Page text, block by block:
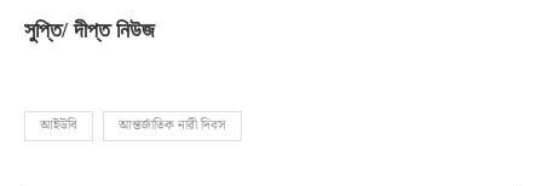
সুপ্তি/দীপ্ত নিউজ
আইউবি আন্তর্জাতিক নারী দিবস